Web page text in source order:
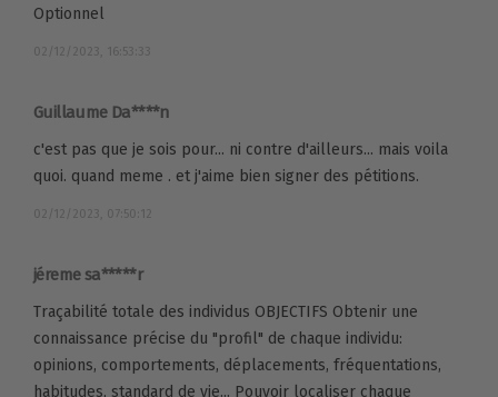
Optionnel
02/12/2023, 16:53:33
Guillaume Da****n
c'est pas que je sois pour... ni contre d'ailleurs... mais voila
quoi. quand meme . et j'aime bien signer des pétitions.
02/12/2023, 07:50:12
jéreme sa*****r
Traçabilité totale des individus OBJECTIFS Obtenir une
connaissance précise du "profil" de chaque individu:
opinions, comportements, déplacements, fréquentations,
habitudes, standard de vie... Pouvoir localiser chaque